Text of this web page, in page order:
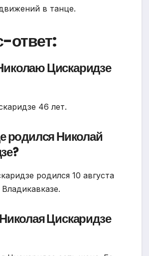
в танце.
ответ:
Цискаридзе
46 лет.
родился Николай
родился 10 августа
Цискаридзе